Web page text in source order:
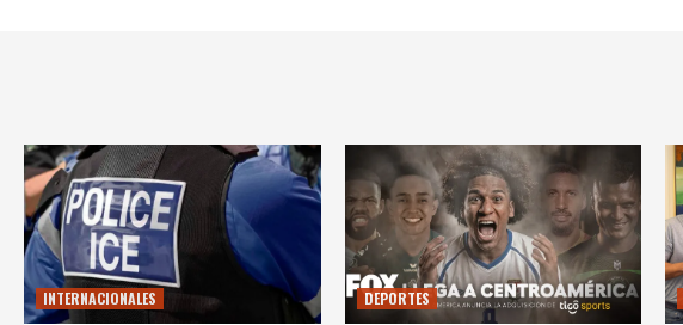
INTERNACIONALES DEPORTES